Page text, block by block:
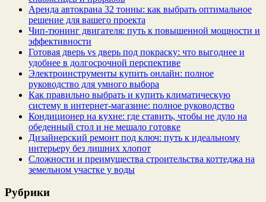
Аренда автокрана 32 тонны: как выбрать оптимальное
решение для вашего проекта
Чип‑тюнинг двигателя: путь к повышенной мощности и
эффективности
Готовая дверь vs дверь под покраску: что выгоднее и
удобнее в долгосрочной перспективе
Электроинструменты купить онлайн: полное
руководство для умного выбора
Как правильно выбрать и купить климатическую
систему в интернет‑магазине: полное руководство
Кондиционер на кухне: где ставить, чтобы не дуло на
обеденный стол и не мешало готовке
Дизайнерский ремонт под ключ: путь к идеальному
интерьеру без лишних хлопот
Сложности и преимущества строительства коттеджа на
земельном участке у воды
Рубрики